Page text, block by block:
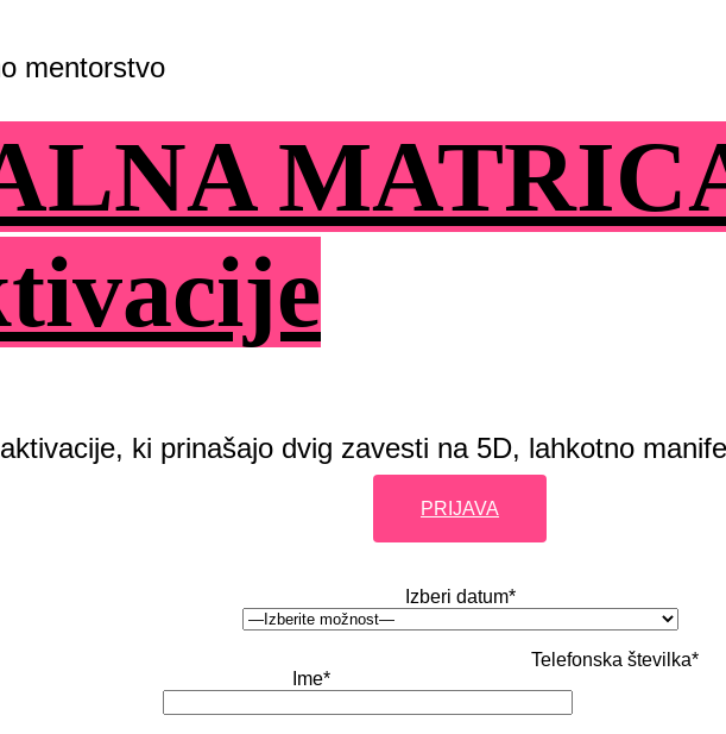
mentorstvo
ki prinašajo dvig zavesti na 5D, lahkotno
PRIJAVA
Izberi datum*
Ime*
Telefonska številka*